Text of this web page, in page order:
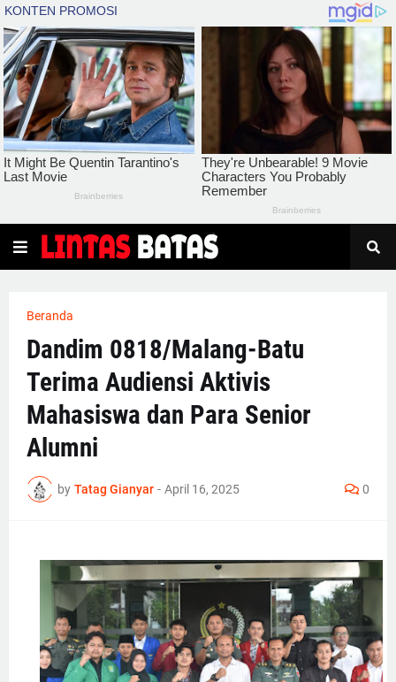
Beranda
Dandim 0818/Malang-Batu
Terima Audiensi Aktivis
Mahasiswa dan Para Senior
Alumni
by Tatag Gianyar - April 16, 2025 0